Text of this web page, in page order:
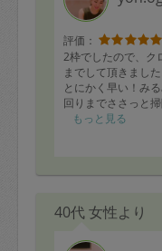
評価：
2枠でしたので、ク
までして頂きました
とにかく早い！み
回りまでささっと掃
もう何回もリピー
本当大満足の2枠で
れがピタッとハマ
ているので素晴らし
もっと見る
40代 女性より